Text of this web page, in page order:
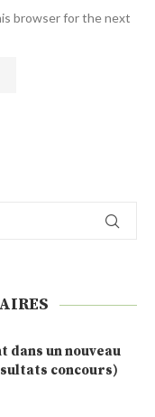
browser for the next
dans un nouveau
concours)